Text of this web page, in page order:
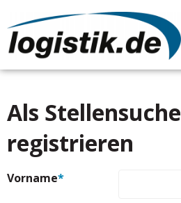
Als
registrieren
Vorname*